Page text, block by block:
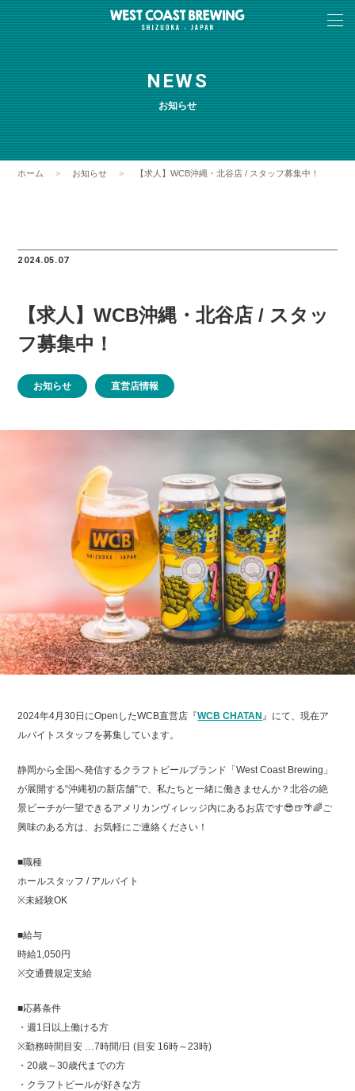
NEWS
お知らせ
ホーム お知らせ 【求人】WCB沖縄・北谷店 / スタッフ募集中！
2024.05.07
【求人】WCB沖縄・北谷店 / スタッ
フ募集中！
お知らせ 直営店情報
2024年4月30日にOpenしたWCB直営店『WCB CHATAN 』にて、現在ア
ルバイトスタッフを募集しています。
静岡から全国へ発信するクラフトビールブランド「West Coast Brewing」
が展開する“沖縄初の新店舗”で、私たちと一緒に働きませんか？北谷の絶
景ビーチが一望できるアメリカンヴィレッジ内にあるお店です😎🍺🌴🌈ご
興味のある方は、お気軽にご連絡ください！
■職種
ホールスタッフ / アルバイト
※未経験OK
■給与
時給1,050円
※交通費規定支給
■応募条件
・週1日以上働ける方
※勤務時間目安 …7時間/日 (目安 16時～23時)
・20歳～30歳代までの方
・クラフトビールが好きな方